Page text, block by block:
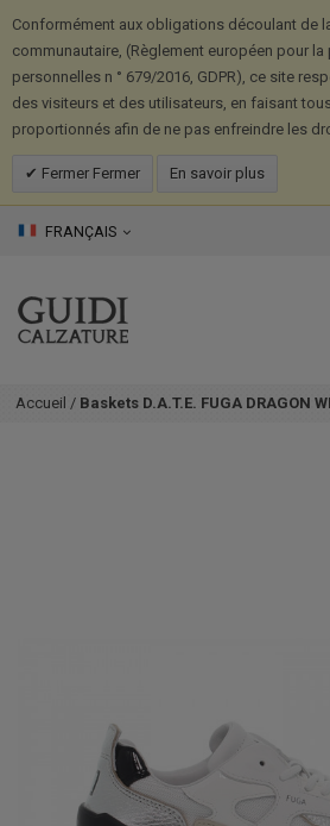
Conformément aux obligations découlant de
communautaire, (Règlement européen pour
personnelles n ° 679/2016, GDPR), ce site
des visiteurs et des utilisateurs, en faisant
proportionnés afin de ne pas enfreindre les
Fermer Fermer En savoir plus
FRANÇAIS
Accueil / Baskets D.A.T.E. FUGA DRAGON